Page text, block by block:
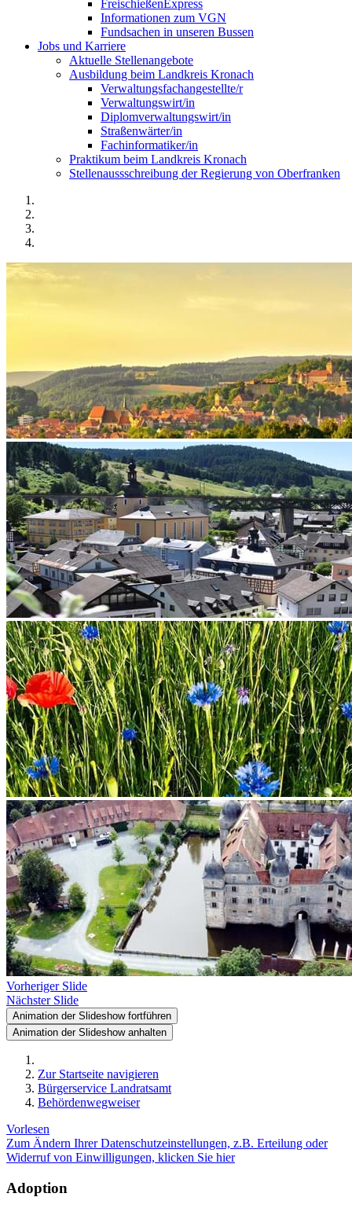
FreischießenExpress
Informationen zum VGN
Fundsachen in unseren Bussen
Jobs und Karriere
Aktuelle Stellenangebote
Ausbildung beim Landkreis Kronach
Verwaltungsfachangestellte/r
Verwaltungswirt/in
Diplomverwaltungswirt/in
Straßenwärter/in
Fachinformatiker/in
Praktikum beim Landkreis Kronach
Stellenaussschreibung der Regierung von Oberfranken
Vorheriger Slide
Nächster Slide
Animation der Slideshow fortführen
Animation der Slideshow anhalten
Zur Startseite navigieren
Bürgerservice Landratsamt
Behördenwegweiser
Vorlesen
Zum Ändern Ihrer Datenschutzeinstellungen, z.B. Erteilung oder
Widerruf von Einwilligungen, klicken Sie hier
Adoption